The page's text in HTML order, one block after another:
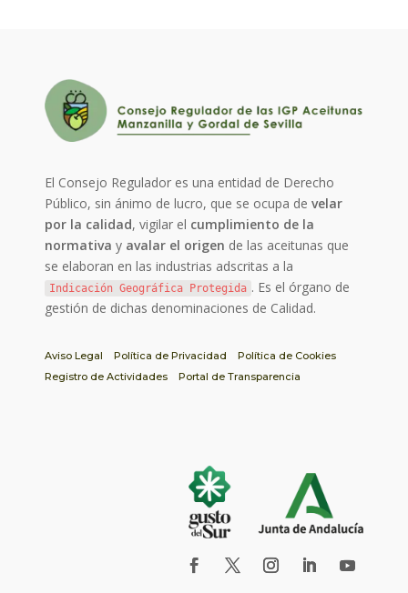
El Consejo Regulador es una entidad de Derecho
Público, sin ánimo de lucro, que se ocupa develar
por la calidad, vigilar el cumplimiento de la
normativa y avalar el origen de las aceitunas que
se elaboran en las industrias adscritas a la
Indicación Geográfica Protegida . Es el órgano de
gestión de dichas denominaciones de Calidad.
Aviso Legal Política de Privacidad
Política de Cookies
Registro de Actividades
Portal de Transparencia